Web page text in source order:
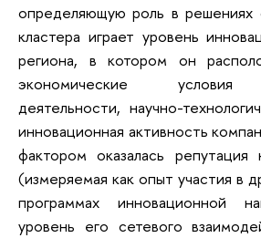
определяющую роль в решениях
кластера играет уровень
региона, в котором он
экономические условия
деятельности, научно-
инновационная активность
фактором оказалась репутация
(измеряемая как опыт участия в
программах инновационной
уровень его сетевого